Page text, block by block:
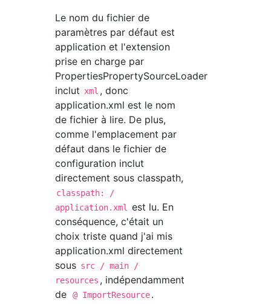
Le nom du fichier de
paramètres par défaut est
application et l'extension
prise en charge par
PropertiesPropertySourceLoader
inclut xml , donc
application.xml est le nom
de fichier à lire. De plus,
comme l'emplacement par
défaut dans le fichier de
configuration inclut
directement sous classpath,
classpath: /
application.xml
est lu. En
conséquence, c'était un
choix triste quand j'ai mis
application.xml directement
sous src / main /
resources , indépendamment
de
@ ImportResource.